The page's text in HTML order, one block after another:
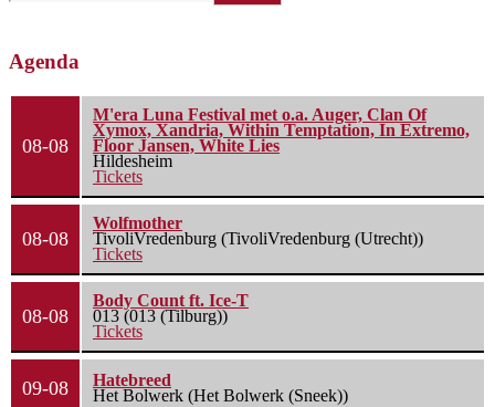
Agenda
08-08
M'era Luna Festival met o.a. Auger, Clan Of
Xymox, Xandria, Within Temptation, In Extremo,
Floor Jansen, White Lies
Hildesheim
Tickets
08-08
Wolfmother
TivoliVredenburg (TivoliVredenburg (Utrecht))
Tickets
08-08
Body Count ft. Ice-T
013 (013 (Tilburg))
Tickets
09-08
Hatebreed
Het Bolwerk (Het Bolwerk (Sneek))